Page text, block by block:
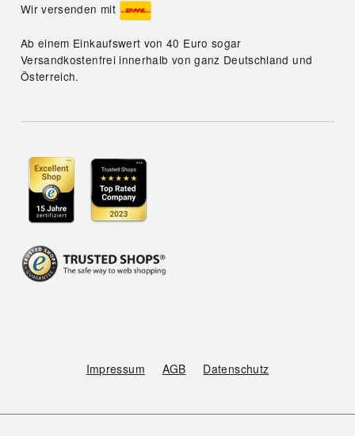
Wir versenden mit
Ab einem Einkaufswert von 40 Euro sogar
Versandkostenfrei innerhalb von ganz Deutschland und
Österreich.
Impressum AGB Datenschutz